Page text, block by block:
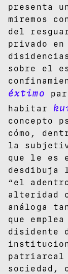
presenta
miremos
del
privado
sobre el
éxtimo
habitar
concepto
cómo,
la
que le es
“el
alteridad
análoga
que
disidente
patriarcal
sociedad,